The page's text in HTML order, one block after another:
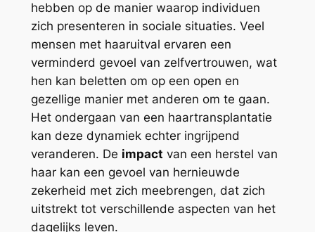
hebben op de manier waarop individuen
zich presenteren in sociale situaties. Veel
mensen met haaruitval ervaren een
verminderd gevoel van zelfvertrouwen, wat
hen kan beletten om op een open en
gezellige manier met anderen om te gaan.
Het ondergaan van een haartransplantatie
kan deze dynamiek echter ingrijpend
veranderen. De impact van een herstel van
haar kan een gevoel van hernieuwde
zekerheid met zich meebrengen, dat zich
uitstrekt tot verschillende aspecten van het
dagelijks leven.